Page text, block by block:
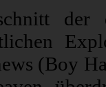
der
(Boy